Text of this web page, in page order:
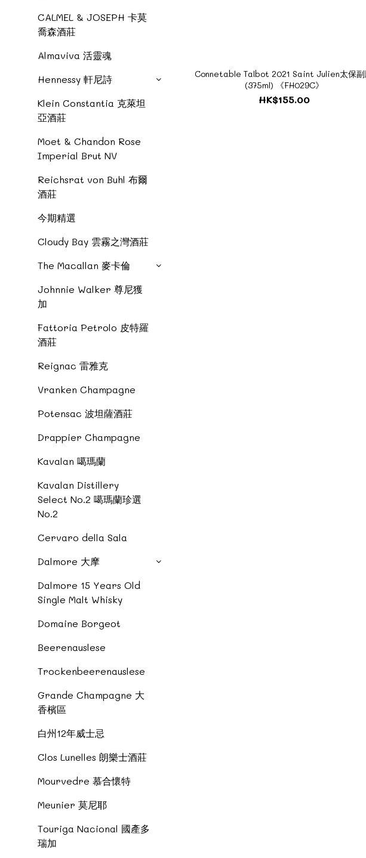
CALMEL & JOSEPH 卡莫
喬森酒莊
Almaviva 活靈魂
Hennessy 軒尼詩
Klein Constantia 克萊坦
亞酒莊
Moet & Chandon Rose
Imperial Brut NV
Reichsrat von Buhl 布爾
酒莊
今期精選
Cloudy Bay 雲霧之灣酒莊
The Macallan 麥卡倫
Johnnie Walker 尊尼獲
加
Fattoria Petrolo 皮特羅
酒莊
Reignac 雷雅克
Vranken Champagne
Potensac 波坦薩酒莊
Drappier Champagne
Kavalan 噶瑪蘭
Kavalan Distillery
Select No.2 噶瑪蘭珍選
No.2
Cervaro della Sala
Dalmore 大摩
Dalmore 15 Years Old
Single Malt Whisky
Domaine Borgeot
Beerenauslese
Trockenbeerenauslese
Grande Champagne 大
香檳區
白州12年威士忌
Clos Lunelles 朗樂士酒莊
Mourvedre 慕合懷特
Meunier 莫尼耶
Touriga Nacional 國產多
瑞加
Connetable Talbot 2021 Saint Julien太保
(375ml) 《FH029C》
HK$155.00